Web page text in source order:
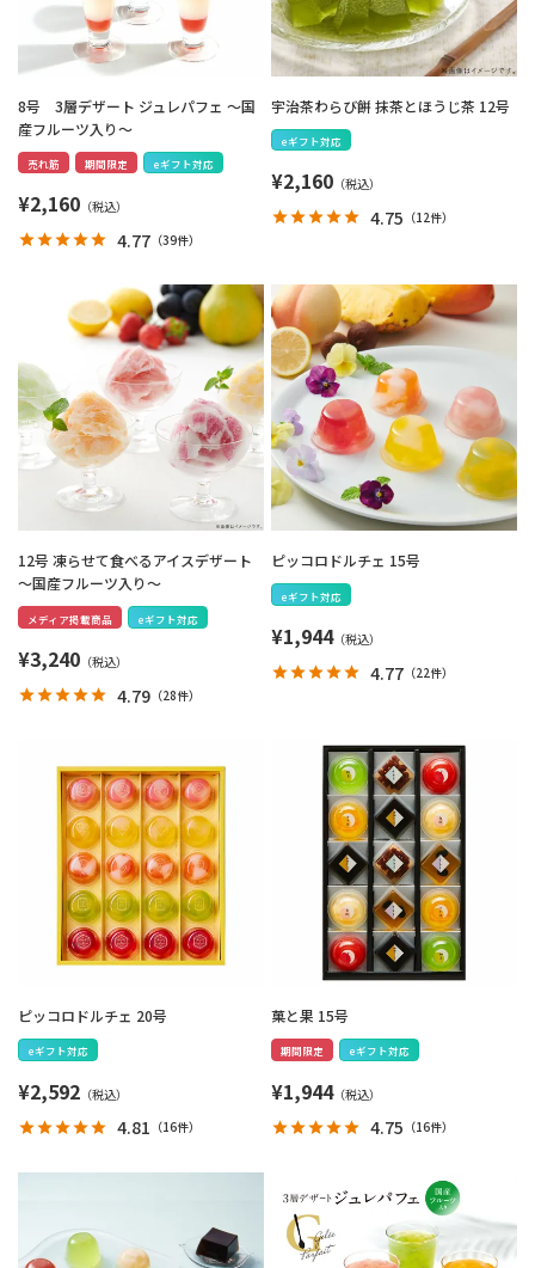
8号 3層デザート ジュレパフェ ～国
産フルーツ入り～
売れ筋 期間限定 eギフト対応
¥2,160
4.77 （39件）
宇治茶わらび餅 抹茶とほうじ茶 12号
eギフト対応
¥2,160
4.75 （12件）
12号 凍らせて食べるアイスデザート
～国産フルーツ入り～
メディア掲載商品 eギフト対応
¥3,240
4.79 （28件）
ピッコロドルチェ 15号
eギフト対応
¥1,944
4.77 （22件）
ピッコロドルチェ 20号
eギフト対応
¥2,592
4.81 （16件）
菓と果 15号
期間限定 eギフト対応
¥1,944
4.75 （16件）